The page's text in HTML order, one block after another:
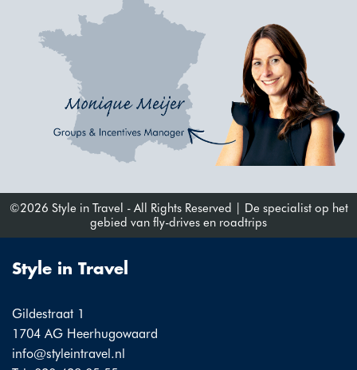
©2026 Style in Travel - All Rights Reserved | De specialist op het
gebied van fly-drives en roadtrips
Style in Travel
Gildestraat 1
1704 AG Heerhugowaard
info@styleintravel.nl